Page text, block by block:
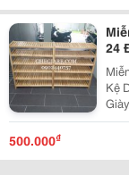
24
Kệ
500.000₫